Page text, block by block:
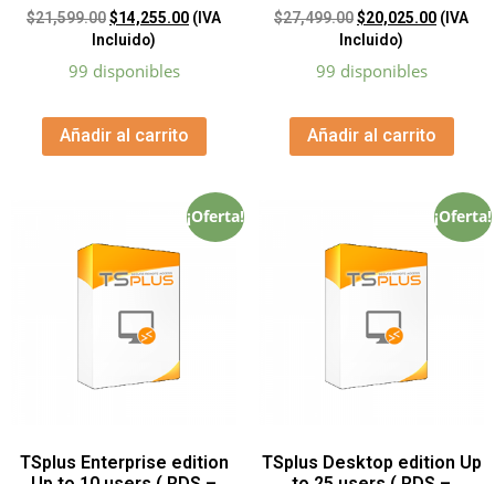
$21,599.00$14,255.00 (IVA
Incluido)
99 disponibles
Añadir al carrito
$27,499.00$20,025.00 (IVA
Incluido)
99 disponibles
Añadir al carrito
¡Oferta!
TSplus Enterprise edition
¡Oferta!
TSplus Desktop edition Up